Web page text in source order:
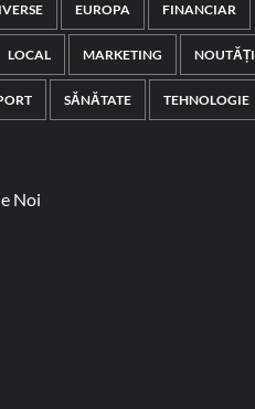
EUROPA FINANCIAR
LOCAL MARKETING NOUTĂȚI
SĂNĂTATE TEHNOLOGIE
Noi